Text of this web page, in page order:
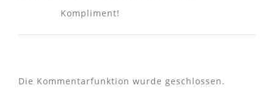
Kompliment!
Die Kommentarfunktion wurde geschlossen.